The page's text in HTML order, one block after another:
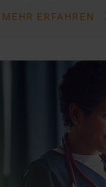
MEHR ERFAHREN